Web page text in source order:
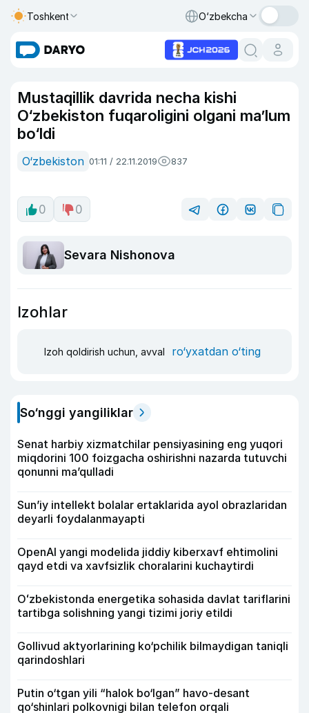
Toshkent O‘zbekcha
Mustaqillik davrida necha kishi
O‘zbekiston fuqaroligini olgani ma’lum
bo‘ldi
O‘zbekiston 01:11 / 22.11.2019 837
0 0
Sevara Nishonova
Izohlar
Izoh qoldirish uchun, avval ro‘yxatdan o‘ting
So‘nggi yangiliklar
Senat harbiy xizmatchilar pensiyasining eng yuqori
miqdorini 100 foizgacha oshirishni nazarda tutuvchi
qonunni ma’qulladi
Sun’iy intellekt bolalar ertaklarida ayol obrazlaridan
deyarli foydalanmayapti
OpenAI yangi modelida jiddiy kiberxavf ehtimolini
qayd etdi va xavfsizlik choralarini kuchaytirdi
Oʻzbekistonda energetika sohasida davlat tariflarini
tartibga solishning yangi tizimi joriy etildi
Gollivud aktyorlarining ko‘pchilik bilmaydigan taniqli
qarindoshlari
Putin o‘tgan yili “halok bo‘lgan” havo-desant
qo‘shinlari polkovnigi bilan telefon orqali